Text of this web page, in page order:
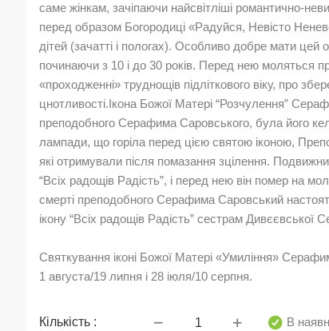
саме жінкам, зачіпаючи найсвітліші романтично-
перед образом Богородиці «Радуйся, Невісто
дітей (зачатті і пологах). Особливо добре мати цей
починаючи з 10 і до 30 років. Перед нею моляться
«проходженні» труднощів підліткового віку, про
цнотливості.Ікона Божої Матері “Розчулення”
преподобного Серафима Саровського, була його
лампади, що горіла перед цією святою іконою,
які отримували після помазання зцілення.
“Всіх радощів Радість”, і перед нею він помер на
смерті преподобного Серафима Саровський
ікону “Всіх радощів Радість” сестрам Дивєєвської
Святкування іконі Божої Матері «Умиління»
1 августа/19 липня і 28 іюля/10 серпня.
Кількість :
РИК-004
В